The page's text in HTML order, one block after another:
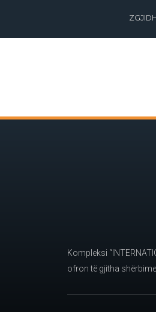
Kompleksi
ofron të gjitha